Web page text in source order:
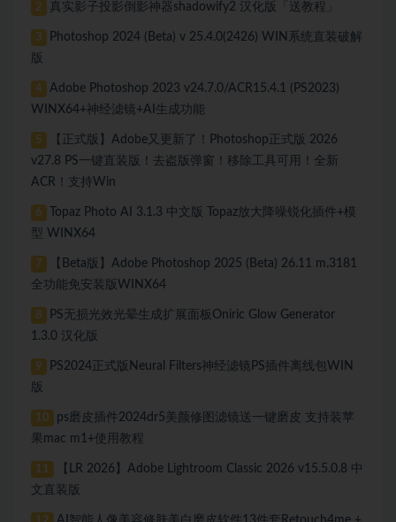
2 真实影子投影倒影神器shadowify2 汉化版「送教程」
3
Photoshop 2024 (Beta) v 25.4.0(2426) WIN系统直装破解
版
4
Adobe Photoshop 2023 v24.7.0/ACR15.4.1 (PS2023)
WINX64+神经滤镜+AI生成功能
5
【正式版】Adobe又更新了！Photoshop正式版 2026
v27.8 PS一键直装版！去盗版弹窗！移除工具可用！全新
ACR！支持Win
6
Topaz Photo AI 3.1.3 中文版 Topaz放大降噪锐化插件+模
型 WINX64
7
【Beta版】Adobe Photoshop 2025 (Beta) 26.11 m.3181
全功能免安装版WINX64
8
PS无损光效光晕生成扩展面板Oniric Glow Generator
1.3.0 汉化版
9
PS2024正式版Neural Filters神经滤镜PS插件离线包WIN
版
10
ps磨皮插件2024dr5美颜修图滤镜送一键磨皮 支持装苹
果mac m1+使用教程
11
【LR 2026】Adobe Lightroom Classic 2026 v15.5.0.8 中
文直装版